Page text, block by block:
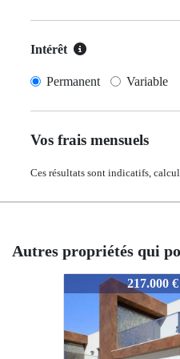
Intérêt
Permanent Variable
Vos frais mensuels
Ces résultats sont indicatifs,
Autres propriétés qui
194.000 €
194.000 €